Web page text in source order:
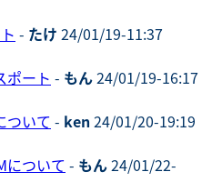
- たけ 24/01/19-11:37
ポート - もん24/01/19-16:17
ついて - ken 24/01/20-19:19
について - もん24/01/22-